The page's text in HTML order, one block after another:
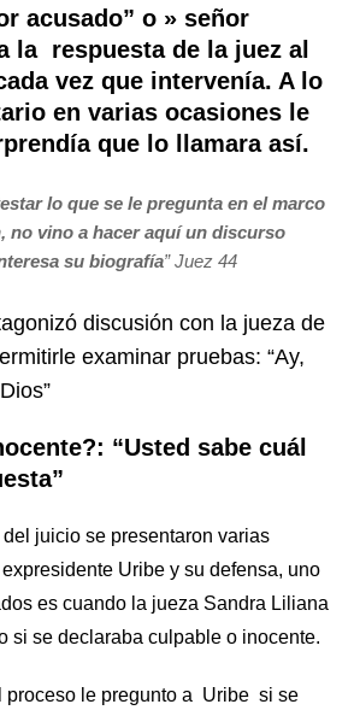
acusado” o » señor
la respuesta de la juez al
vez que intervenía. A lo
en varias ocasiones le
que lo llamara así.
lo que se le pregunta en el marco
no vino a hacer aquí un discurso
su biografía” Juez 44
discusión con la jueza de
examinar pruebas: “Ay,
“Usted sabe cuál
juicio se presentaron varias
Uribe y su defensa, uno
es cuando la jueza Sandra Liliana
si se declaraba culpable o inocente.
proceso le pregunto a Uribe si se